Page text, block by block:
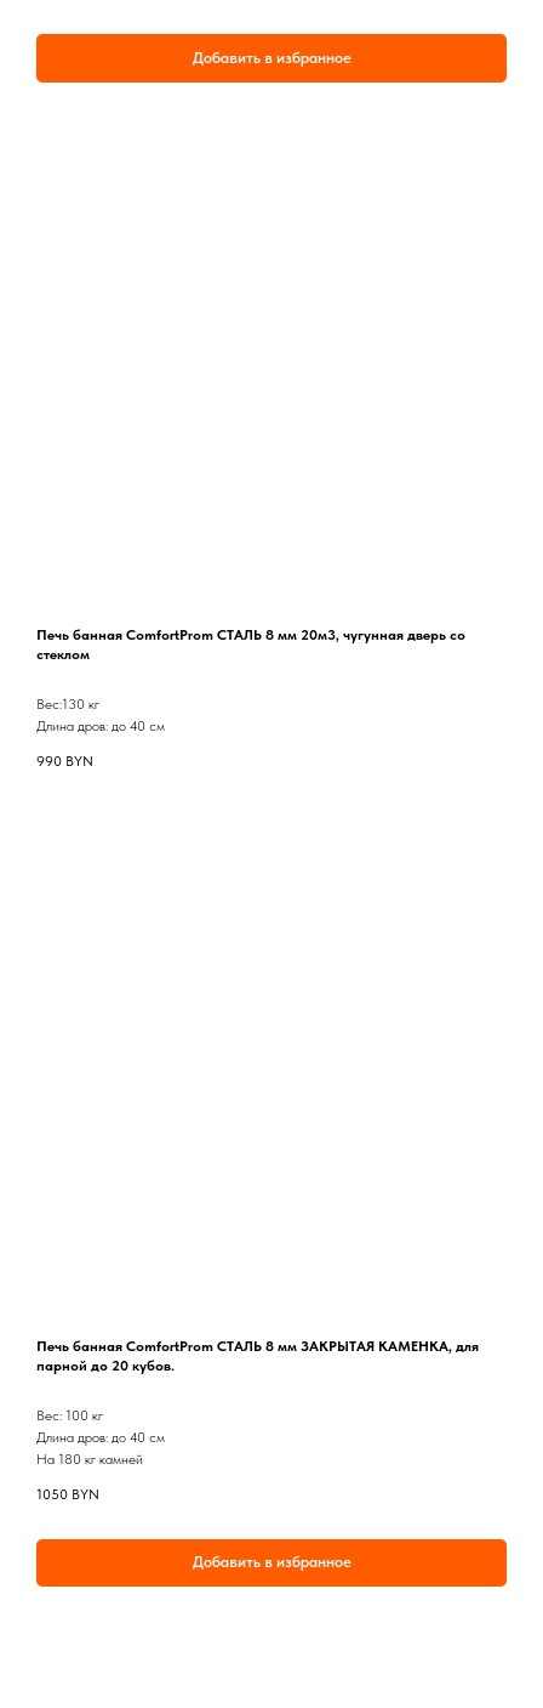
Добавить в избранное
Печь банная ComfortProm СТАЛЬ 8 мм 20м3, чугунная дверь со
стеклом
Вес:130 кг
Длина дров: до 40 см
990 BYN
Печь банная ComfortProm СТАЛЬ 8 мм ЗАКРЫТАЯ КАМЕНКА, для
парной до 20 кубов.
Вес: 100 кг
Длина дров: до 40 см
На 180 кг камней
1050 BYN
Добавить в избранное